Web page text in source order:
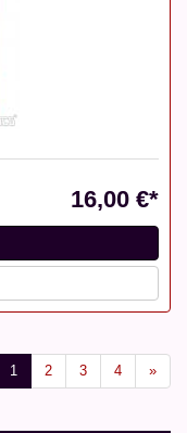
16,00 €*
1 2 3 4 »